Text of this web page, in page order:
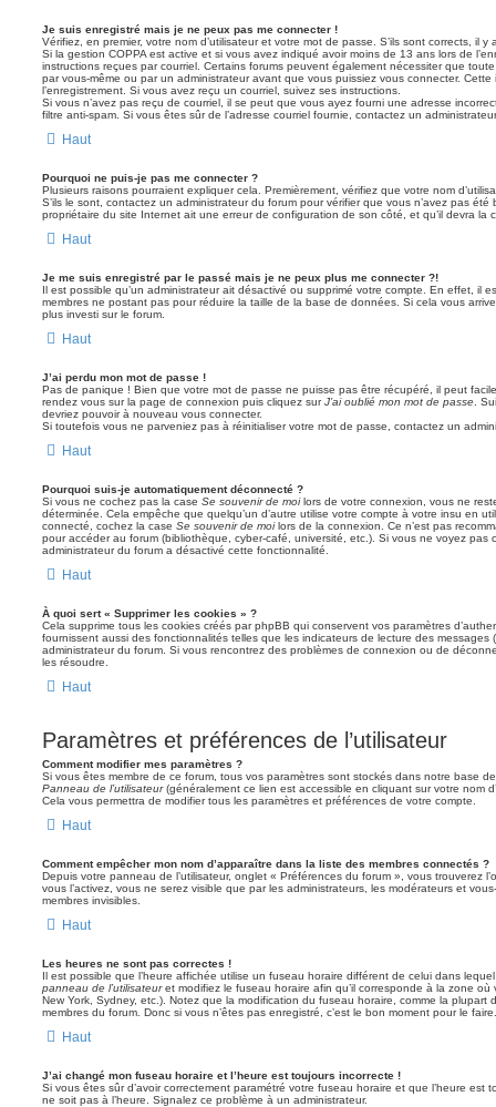
Je suis enregistré mais je ne peux pas me connecter !
Vérifiez, en premier, votre nom d’utilisateur et votre mot de passe. S’ils sont corrects, il y
Si la gestion COPPA est active et si vous avez indiqué avoir moins de 13 ans lors de
instructions reçues par courriel. Certains forums peuvent également nécessiter que
par vous-même ou par un administrateur avant que vous puissiez vous connecter.
l’enregistrement. Si vous avez reçu un courriel, suivez ses instructions.
Si vous n’avez pas reçu de courriel, il se peut que vous ayez fourni une adresse
filtre anti-spam. Si vous êtes sûr de l’adresse courriel fournie, contactez un
Haut
Pourquoi ne puis-je pas me connecter ?
Plusieurs raisons pourraient expliquer cela. Premièrement, vérifiez que votre nom
S’ils le sont, contactez un administrateur du forum pour vérifier que vous n’avez pas
propriétaire du site Internet ait une erreur de configuration de son côté, et qu’il devra la
Haut
Je me suis enregistré par le passé mais je ne peux plus me connecter ?!
Il est possible qu’un administrateur ait désactivé ou supprimé votre compte. En effet, il
membres ne postant pas pour réduire la taille de la base de données. Si cela vous
plus investi sur le forum.
Haut
J’ai perdu mon mot de passe !
Pas de panique ! Bien que votre mot de passe ne puisse pas être récupéré, il peut
rendez vous sur la page de connexion puis cliquez surJ’ai oublié mon mot de passe .
devriez pouvoir à nouveau vous connecter.
Si toutefois vous ne parveniez pas à réinitialiser votre mot de passe, contactez un
Haut
Pourquoi suis-je automatiquement déconnecté ?
Si vous ne cochez pas la case Se souvenir de moilors de votre connexion, vous ne
déterminée. Cela empêche que quelqu’un d’autre utilise votre compte à votre insu en
connecté, cochez la case Se souvenir de moilors de la connexion. Ce n’est pas
pour accéder au forum (bibliothèque, cyber-café, université, etc.). Si vous ne voyez pas
administrateur du forum a désactivé cette fonctionnalité.
Haut
À quoi sert « Supprimer les cookies » ?
Cela supprime tous les cookies créés par phpBB qui conservent vos paramètres
fournissent aussi des fonctionnalités telles que les indicateurs de lecture des
administrateur du forum. Si vous rencontrez des problèmes de connexion ou de
les résoudre.
Haut
Paramètres et préférences de l’utilisateur
Comment modifier mes paramètres ?
Si vous êtes membre de ce forum, tous vos paramètres sont stockés dans notre base
Panneau de l’utilisateur(généralement ce lien est accessible en cliquant sur votre nom
Cela vous permettra de modifier tous les paramètres et préférences de votre compte.
Haut
Comment empêcher mon nom d’apparaître dans la liste des membres connectés ?
Depuis votre panneau de l’utilisateur, onglet « Préférences du forum », vous trouverez
vous l’activez, vous ne serez visible que par les administrateurs, les modérateurs et
membres invisibles.
Haut
Les heures ne sont pas correctes !
Il est possible que l’heure affichée utilise un fuseau horaire différent de celui dans
panneau de l’utilisateuret modifiez le fuseau horaire afin qu’il corresponde à la zone
New York, Sydney, etc.). Notez que la modification du fuseau horaire, comme la plupart
membres du forum. Donc si vous n’êtes pas enregistré, c’est le bon moment pour le faire.
Haut
J’ai changé mon fuseau horaire et l’heure est toujours incorrecte !
Si vous êtes sûr d’avoir correctement paramétré votre fuseau horaire et que l’heure est
ne soit pas à l’heure. Signalez ce problème à un administrateur.